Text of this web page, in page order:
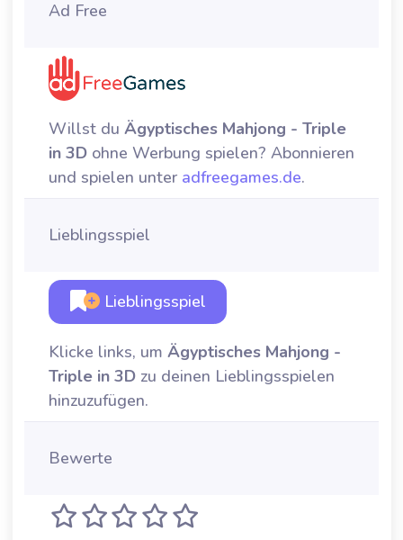
Ad Free
Willst du Ägyptisches Mahjong - Triple
in 3D ohne Werbung spielen? Abonnieren
und spielen unter adfreegames.de.
Lieblingsspiel
Lieblingsspiel
Klicke links, um Ägyptisches Mahjong -
Triple in 3D zu deinen Lieblingsspielen
hinzuzufügen.
Bewerte